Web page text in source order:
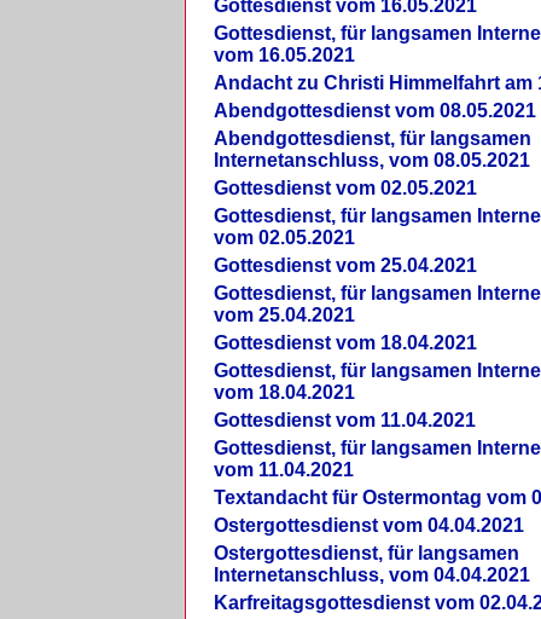
Gottesdienst vom 16.05.2021
Gottesdienst, für langsamen
vom 16.05.2021
Andacht zu Christi Himmelfahrt am
Abendgottesdienst vom 08.05.2021
Abendgottesdienst, für langsamen
Internetanschluss, vom 08.05.2021
Gottesdienst vom 02.05.2021
Gottesdienst, für langsamen
vom 02.05.2021
Gottesdienst vom 25.04.2021
Gottesdienst, für langsamen
vom 25.04.2021
Gottesdienst vom 18.04.2021
Gottesdienst, für langsamen
vom 18.04.2021
Gottesdienst vom 11.04.2021
Gottesdienst, für langsamen
vom 11.04.2021
Textandacht für Ostermontag vom
Ostergottesdienst vom 04.04.2021
Ostergottesdienst, für langsamen
Internetanschluss, vom 04.04.2021
Karfreitagsgottesdienst vom